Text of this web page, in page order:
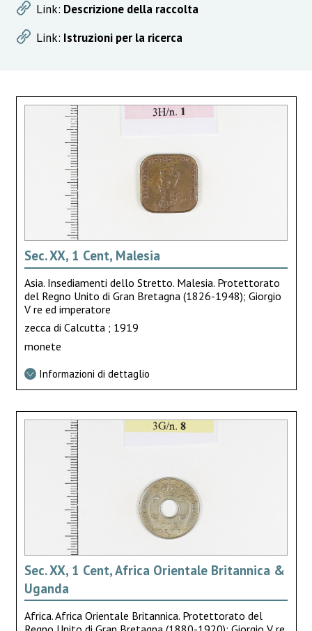
Link: Descrizione della raccolta
Link: Istruzioni per la ricerca
Sec. XX, 1 Cent, Malesia
Asia. Insediamenti dello Stretto. Malesia. Protettorato
del Regno Unito di Gran Bretagna (1826-1948); Giorgio
V re ed imperatore
zecca di Calcutta ; 1919
monete
Informazioni di dettaglio
Sec. XX, 1 Cent, Africa Orientale Britannica &
Uganda
Africa. Africa Orientale Britannica. Protettorato del